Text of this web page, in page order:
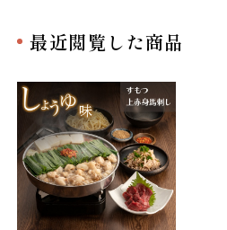
最近閲覧した商品